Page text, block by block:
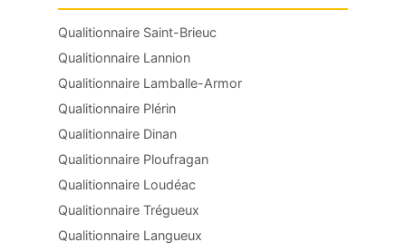
Qualitionnaire Saint-Brieuc
Qualitionnaire Lannion
Qualitionnaire Lamballe-Armor
Qualitionnaire Plérin
Qualitionnaire Dinan
Qualitionnaire Ploufragan
Qualitionnaire Loudéac
Qualitionnaire Trégueux
Qualitionnaire Langueux